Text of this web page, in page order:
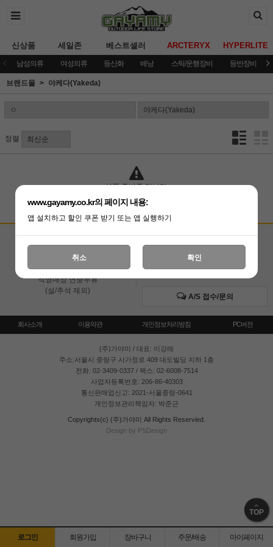
신상품 세일존 베스트셀러 ARCTERYX HYPERLITE
남성의류 여성의류 등산화 배낭 스틱/운행장비 등반장비
브랜드몰 야케다(Yakeda)
정렬
상품 준비중 입니다.
고객상담센터
온라인 : 02-3409-0337
직영매장 : 02-3409-0339
직영매장 연중무휴
(설/추석 제외)
입금계좌안내
국민은행 051001-04-100255
A/S 접수/문의
회사소개 이용약관 개인정보처리방침 PC버전
(주)가야미 / 대표: 이강래
주소:서울시 중랑구 사가정로 409 대도빌딩 지하 1층
전화: 02-3409-0337 / 팩스: 02-6008-7514
사업자등록번호: 206-86-40303
통신판매업신고: 2021-서울중랑-0641
개인정보관리책임자: 박준근
Copyrights(c) (주)가야미 All Rights Reservied.
Design by PSDesign
TOP
로그인 회원가입 장바구니 주문/배송 마이페이지
www.gayamy.co.kr의 페이지 내용:
앱 설치하고 할인 쿠폰 받기 또는 앱 실행하기
취소 확인